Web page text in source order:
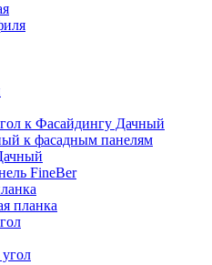
к Фасайдингу Дачный
к фасадным панелям
FineBer
планка